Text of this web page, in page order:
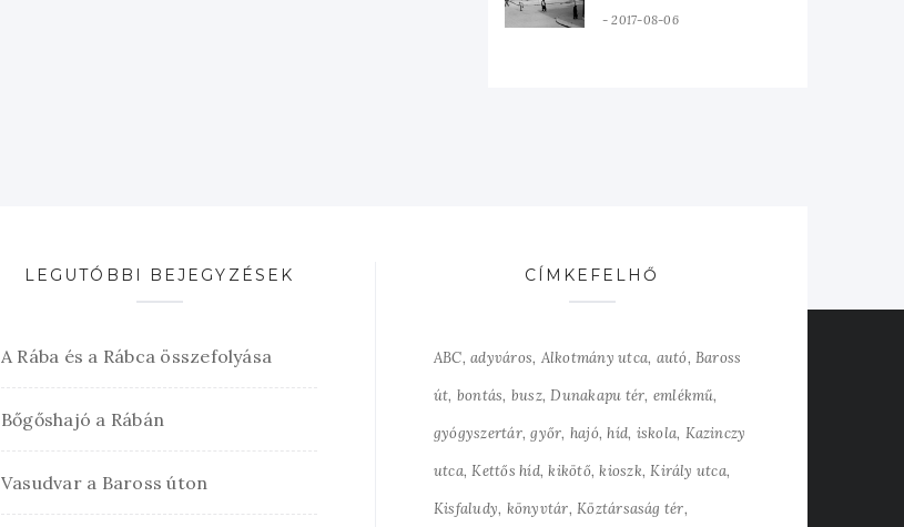
2017-08-06
LEGUTÓBBI BEJEGYZÉSEK
A Rába és a Rábca összefolyása
Bőgőshajó a Rábán
Vasudvar a Baross úton
CÍMKEFELHŐ
ABC adyváros Alkotmány utca autó Baross
út bontás busz Dunakapu tér emlékmű
gyógyszertár győr hajó híd iskola Kazinczy
utca Kettős híd kikötő kioszk Király utca
Kisfaludy könyvtár Köztársaság tér